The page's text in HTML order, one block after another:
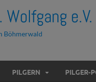
e.V.
Böhmerwald
PILGERN PILGER-